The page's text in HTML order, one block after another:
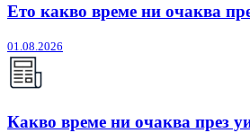
Ето какво време ни очаква
01.08.2026
Какво време ни очаква през